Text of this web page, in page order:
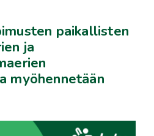
paikallisten
ja
myöhennetään